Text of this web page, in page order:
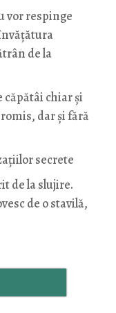
vor respinge
de la
chiar și
dar și fără
secrete
de la slujire.
de o stavilă,